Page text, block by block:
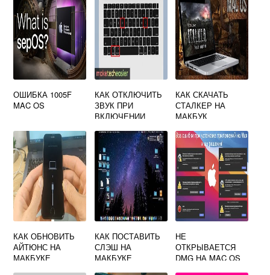
ОШИБКА 1005F
MAC OS
КАК ОТКЛЮЧИТЬ
ЗВУК ПРИ
ВКЛЮЧЕНИИ
КАК СКАЧАТЬ
СТАЛКЕР НА
МАКБУК
КАК ОБНОВИТЬ
АЙТЮНС НА
МАКБУКЕ
КАК ПОСТАВИТЬ
СЛЭШ НА
МАКБУКЕ
НЕ
ОТКРЫВАЕТСЯ
DMG НА MAC OS